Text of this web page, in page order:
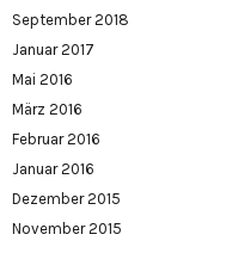
September 2018
Januar 2017
Mai 2016
März 2016
Februar 2016
Januar 2016
Dezember 2015
November 2015